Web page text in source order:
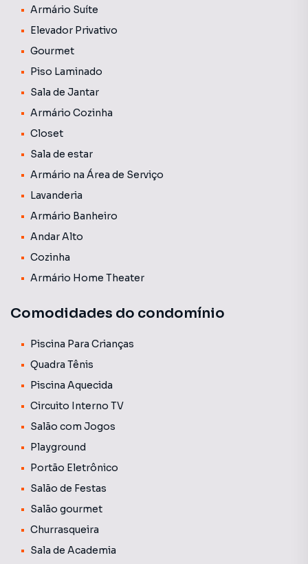
Armário Suíte
Elevador Privativo
Gourmet
Piso Laminado
Sala de Jantar
Armário Cozinha
Closet
Sala de estar
Armário na Área de Serviço
Lavanderia
Armário Banheiro
Andar Alto
Cozinha
Armário Home Theater
Comodidades do condomínio
Piscina Para Crianças
Quadra Tênis
Piscina Aquecida
Circuito Interno TV
Salão com Jogos
Playground
Portão Eletrônico
Salão de Festas
Salão gourmet
Churrasqueira
Sala de Academia